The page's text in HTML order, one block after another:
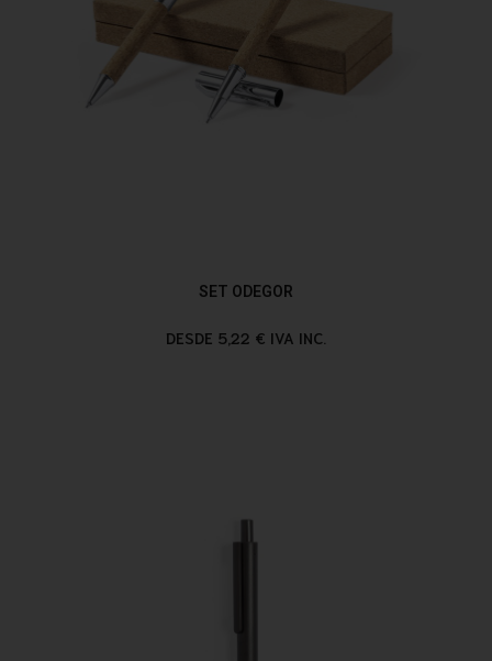
SET ODEGOR
DESDE 5,22 € IVA INC.